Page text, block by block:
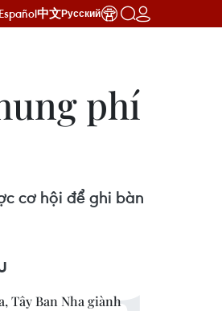
Español中文Русский
phí
cơ hội để ghi bàn
Tây Ban Nha giành